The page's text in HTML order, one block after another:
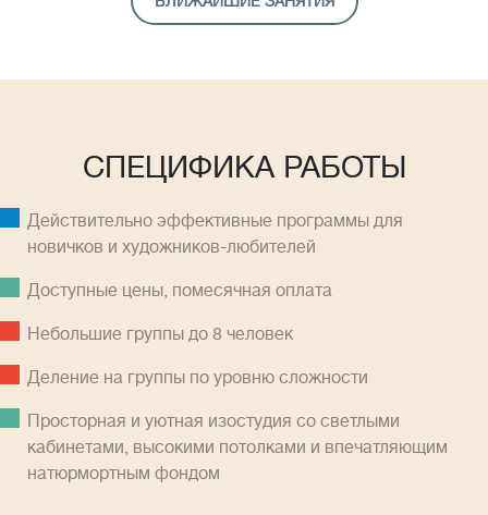
СПЕЦИФИКА РАБОТЫ
Действительно эффективные программы для
новичков и художников-любителей
Доступные цены, помесячная оплатa
Небольшие группы до 8 человек
Деление на группы по уровню сложности
Просторная и уютная изостудия со светлыми
кабинетами, высокими потолками и впечатляющим
натюрмортным фондом